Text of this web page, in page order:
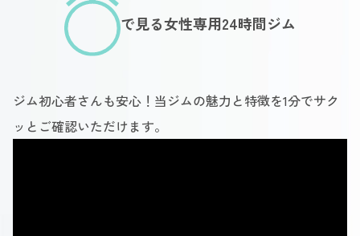
で見る女性専用24時間ジム
ジム初心者さんも安心！当ジムの魅力と特徴を1分でサク
ッとご確認いただけます。